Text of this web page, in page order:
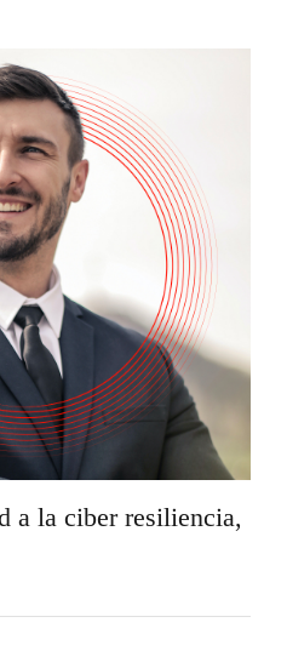
a la ciber resiliencia,